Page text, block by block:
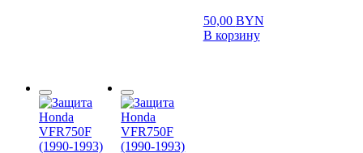
50,00 BYN
В корзину